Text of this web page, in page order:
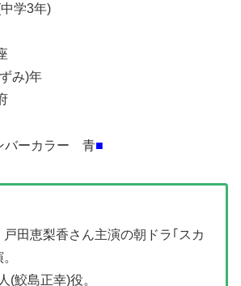
学3年)
)年
バーカラー 青■
田恵梨香さん主演の朝ドラ｢スカ
(鮫島正幸)役。